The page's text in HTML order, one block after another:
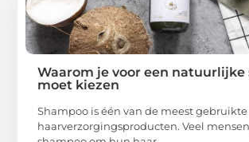
Waarom je voor een natuurlijke
moet kiezen
Shampoo is één van de meest gebruikte
haarverzorgingsproducten. Veel